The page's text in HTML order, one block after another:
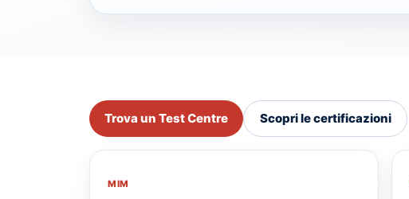
Trova un Test Centre Scopri le certificazioni
MIM